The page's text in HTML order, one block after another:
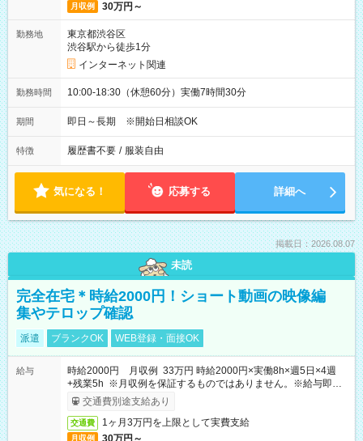
月収例 30万円～
勤務地
東京都渋谷区
渋谷駅から徒歩1分
インターネット関連
勤務時間 10:00-18:30（休憩60分）実働7時間30分
期間 即日～長期 ※開始日相談OK
特徴 履歴書不要 / 服装自由
気になる！ 応募する 詳細へ
掲載日：2026.08.07
未読
完全在宅＊時給2000円！ショート動画の映像編
集やテロップ確認
派遣 ブランクOK WEB登録・面接OK
給与
時給2000円 月収例 33万円 時給2000円×実働8h×週5日×4週
+残業5h ※月収例を保証するものではありません。※給与即受
取りサービス利用可（利用条件有）
交通費別途支給あり
交通費 1ヶ月3万円を上限として実費支給
月収例 30万円～